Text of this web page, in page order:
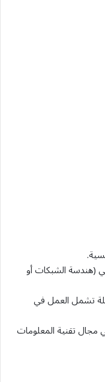
(هندسة الشبكات أو
ذو صلة تشمل العمل في
تقنية المعلومات